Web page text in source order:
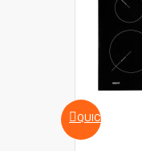
QUICKVIEW